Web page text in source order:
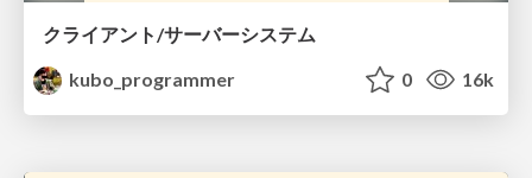
クライアント/サーバーシステム
kubo_programmer
0 16k